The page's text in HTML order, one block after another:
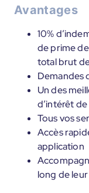
Avantages
10%
de prime
total brut
Demandes
Un des
d’intérêt de
Tous vos
Accès
application
long de